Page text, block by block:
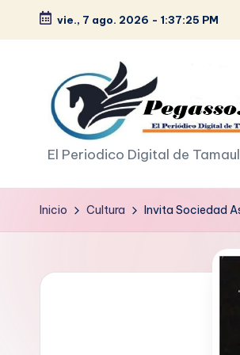
Saltar
contenido
vie., 7 ago. 2026 - 1:37:27 PM
p
e
g
El Periodico Digital de
Inicio Cultura Invita Sociedad